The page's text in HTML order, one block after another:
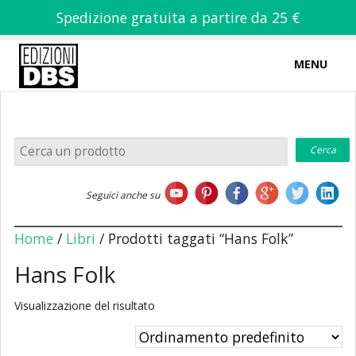
Spedizione gratuita a partire da 25 €
MENU
Home
Chi siamo
Libri
Seguici anche su
Home/ Libri / Prodotti taggati “Hans Folk”
Hans Folk
Visualizzazione del risultato